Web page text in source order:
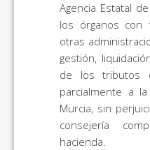
Agencia Estatal
los órganos con
otras
gestión,
de los tributos
parcialmente a
Murcia, sin
consejería
hacienda.